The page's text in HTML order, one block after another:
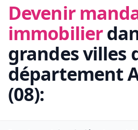
Devenir
immobilier
grandes villes
département
(08):